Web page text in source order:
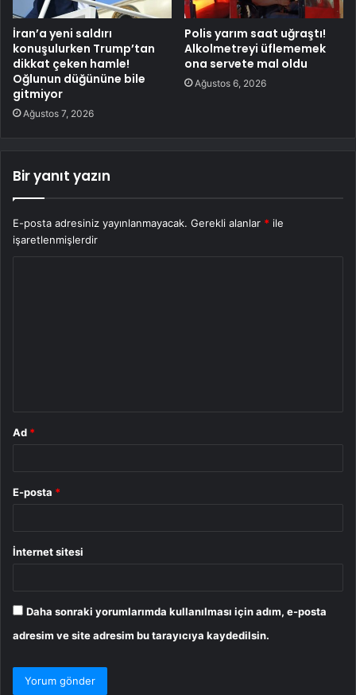
İran’a yeni saldırı
konuşulurken Trump’tan
dikkat çeken hamle!
Oğlunun düğününe bile
gitmiyor
Ağustos 7, 2026
Polis yarım saat uğraştı!
Alkolmetreyi üflememek
ona servete mal oldu
Ağustos 6, 2026
Bir yanıt yazın
E-posta adresiniz yayınlanmayacak. Gerekli alanlar * ile
işaretlenmişlerdir
Ad *
E-posta *
İnternet sitesi
Daha sonraki yorumlarımda kullanılması için adım, e-posta
adresim ve site adresim bu tarayıcıya kaydedilsin.